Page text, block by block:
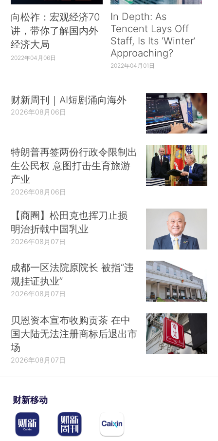
向松祚：宏观经济70
讲，带你了解国内外
经济大局
2022年04月06日
In Depth: As
Tencent Lays Off
Staff, Is Its ‘Winter’
Approaching?
2022年04月01日
财新周刊｜AI短剧涌向海外
2026年08月06日
特朗普再签两份行政令限制出
生公民权 意图打击生育旅游
产业
2026年08月06日
【商圈】松田克也挥刀止损
明治折戟中国乳业
2026年08月07日
成都一区法院原院长 被指“违
规挂证执业”
2026年08月07日
贝恩资本宣布收购贡茶 在中
国大陆无法注册商标后退出市
场
2026年08月07日
财新移动